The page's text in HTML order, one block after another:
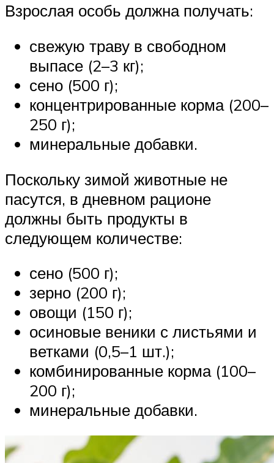
Взрослая особь должна получать:
свежую траву в свободном
выпасе (2–3 кг);
сено (500 г);
концентрированные корма (200–
250 г);
минеральные добавки.
Поскольку зимой животные не
пасутся, в дневном рационе
должны быть продукты в
следующем количестве:
сено (500 г);
зерно (200 г);
овощи (150 г);
осиновые веники с листьями и
ветками (0,5–1 шт.);
комбинированные корма (100–
200 г);
минеральные добавки.